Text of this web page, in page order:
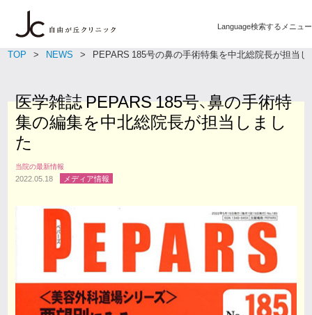
Language検索するメニュー
TOP NEWS PEPARS 185号の鼻の手術特集を中北総院長が担当
医学雑誌 PEPARS 185号、鼻の手術特
集の編集を中北総院長が担当しまし
た
当院の最新情報
2022.05.18 メディア情報